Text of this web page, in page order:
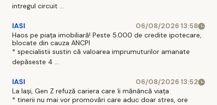
intregul circuit ...
IASI
06/08/2026 13:58
Haos pe piața imobiliară! Peste 5.000 de credite ipotecare,
blocate din cauza ANCPI
* specialistii sustin că valoarea imprumuturilor amanate
depăseste 4 ...
IASI
06/08/2026 13:52
La Iași, Gen Z refuză cariera care îi mănâncă viața
* tinerii nu mai vor promovări care aduc doar stres, ore